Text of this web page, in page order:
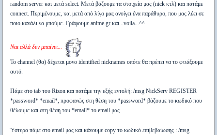
random server και μετά select. Μετά βάζουμε τα στοιχεία μας (nick κτλ) και πατάμε
connect. Περιμένουμε, και μετά από λίγο μας ανοίγει ένα παράθυρο, που μας λέει σε
ποιο κανάλι να μπούμε. Γράφουμε anime.gr και...voila...^^
Nαι αλλά δεν μπαίνει...
Το channel (θα) δέχεται μονο identified nicknames οπότε θα πρέπει να το φτιάξουμε
αυτό.
Πάμε στο tab του Rizon και πατάμε την εξής εντολή: /msg NickServ REGISTER
*password* *email*, προφανώς στη θέση του *password* βάζουμε το κωδικό που
θέλουμε και στη θέση του *email* το email μας.
Ύστερα πάμε στο email μας και κάνουμε copy το κωδικό επιβεβαίωσης : /msg